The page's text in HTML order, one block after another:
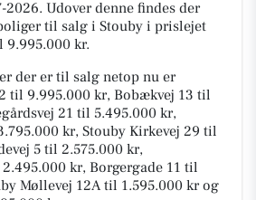
2026. Udover denne findes der
til salg i Stouby i prislejet
9.995.000 kr.
der er til salg netop nu er
til 9.995.000 kr, Bobækvej 13 til
21 til 5.495.000 kr,
kr, Stouby Kirkevej 29 til
5 til 2.575.000 kr,
kr, Borgergade 11 til
Møllevej 12A til 1.595.000 kr og